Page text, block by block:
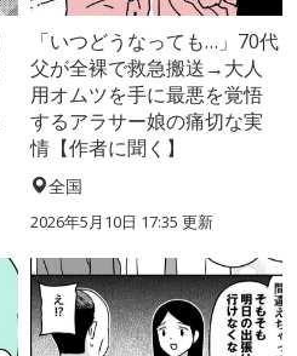
「いつどうなっても…」70代
父が全裸で救急搬送→大人
用オムツを手に最悪を覚悟
するアラサー娘の痛切な実
情【作者に聞く】
全国
2026年5月10日 17:35 更新